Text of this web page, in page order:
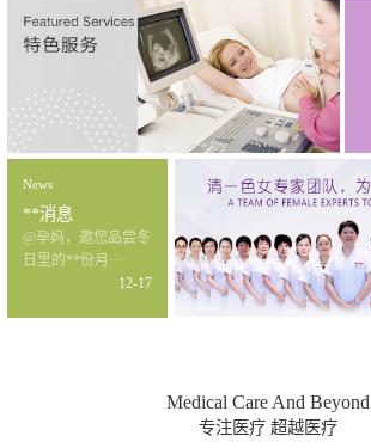
News
**消息
@孕妈，邀您品尝冬
日里的**份月···
12-17
Medical Care And Beyond
专注医疗 超越医疗